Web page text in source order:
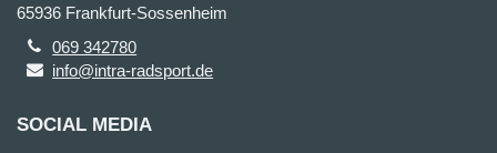
65936 Frankfurt-Sossenheim
069 342780
info@intra-radsport.de
SOCIAL MEDIA